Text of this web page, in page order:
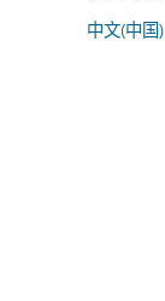
中文(中国)